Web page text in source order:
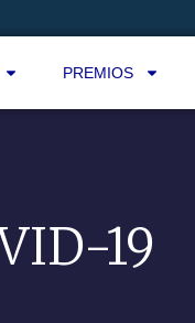
PREMIOS
19